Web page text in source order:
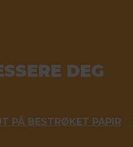
DEG
PÅ BESTRØKET PAPIR